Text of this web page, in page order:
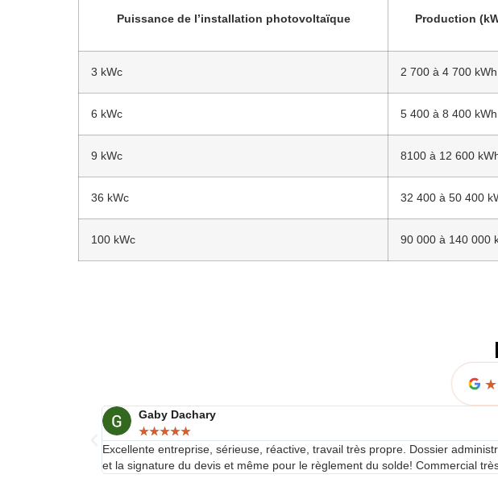
Puissance de l’installation photovoltaïque Production
3 kWc 2 700 à 4 700 kWh
6 kWc 5 400 à 8 400 kWh
9 kWc 8100 à 12 600
36 kWc 32 400 à 50 400
100 kWc 90 000 à 140 000
★
Gaby Dachary
★★★★★
Excellente entreprise, sérieuse, réactive, travail très propre. Dossier
et la signature du devis et même pour le règlement du solde! Commercial